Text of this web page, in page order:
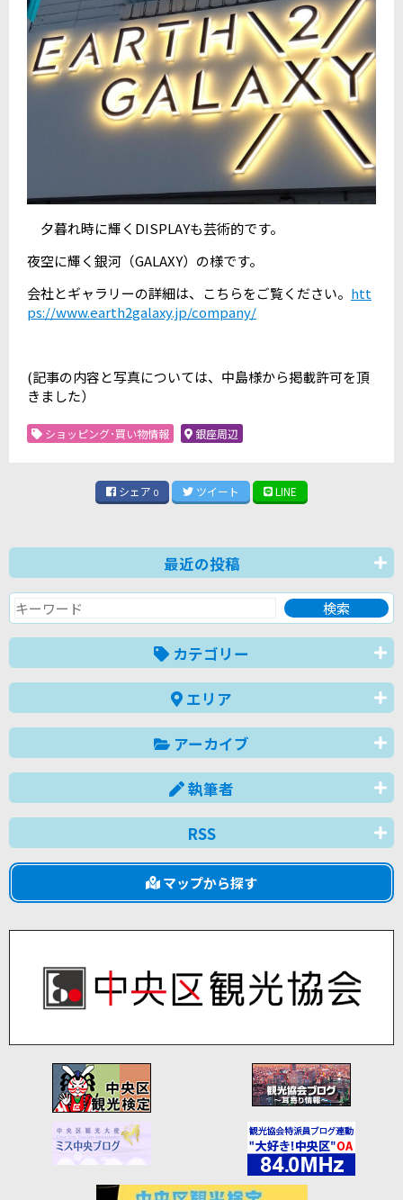
夕暮れ時に輝くDISPLAYも芸術的です。
夜空に輝く銀河（GALAXY）の様です。
会社とギャラリーの詳細は、こちらをご覧ください。 htt
ps://www.earth2galaxy.jp/company/
(記事の内容と写真については、中島様から掲載許可を頂
きました）
ショッピング･買い物情報 銀座周辺
シェア 0 ツイート LINE
最近の投稿
カテゴリー
エリア
アーカイブ
執筆者
RSS
マップから探す